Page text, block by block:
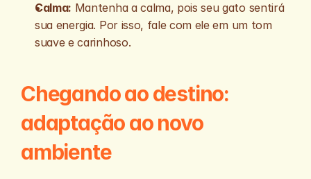
Calma: Mantenha a calma, pois seu gato sentirá
sua energia. Por isso, fale com ele em um tom
suave e carinhoso.
Chegando ao destino:
adaptação ao novo
ambiente